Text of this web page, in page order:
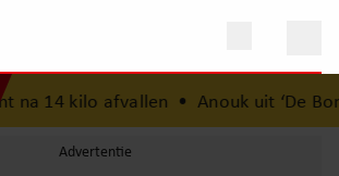
14 kilo afvallen•Anouk uit ‘De